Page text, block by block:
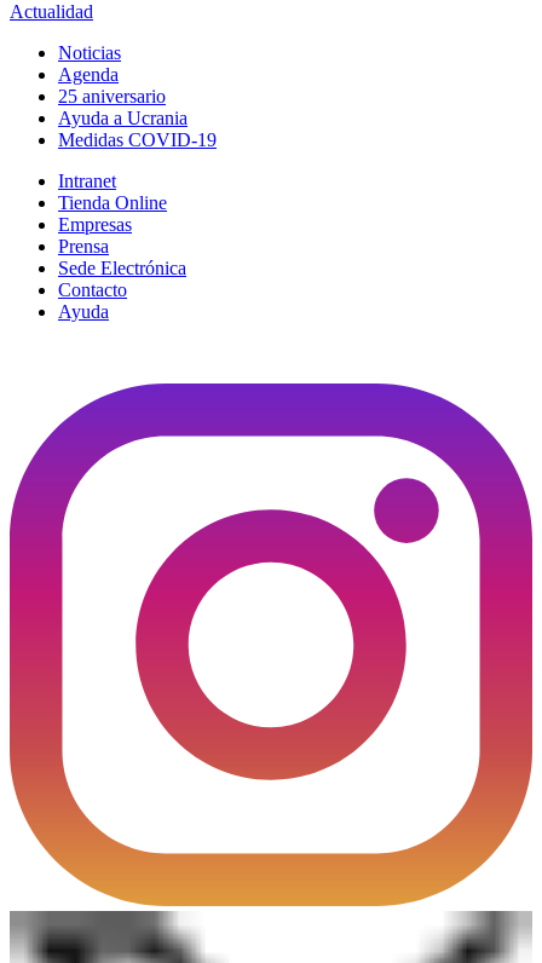
Actualidad
Noticias
Agenda
25 aniversario
Ayuda a Ucrania
Medidas COVID-19
Intranet
Tienda Online
Empresas
Prensa
Sede Electrónica
Contacto
Ayuda